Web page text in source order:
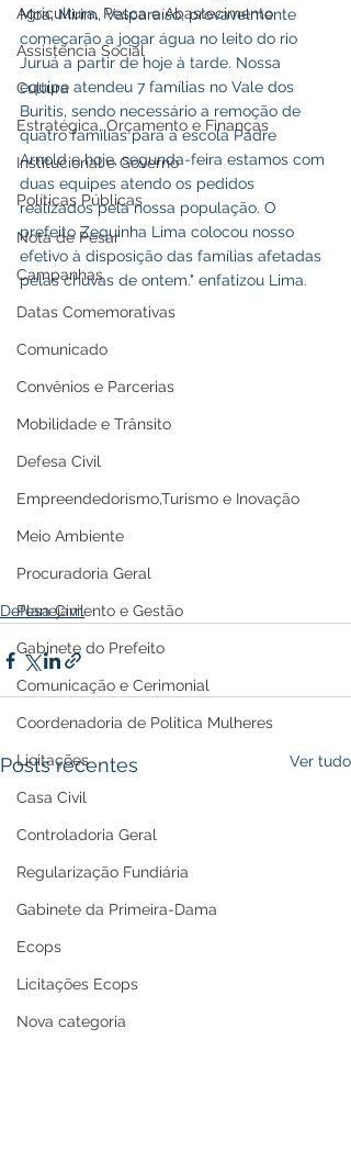
Agricultura, Pesca e Abastecimento
Assistência Social
Cultura
Estratégica, Orçamento e Finanças
Institucional e Governo
Políticas Públicas
Nota de Pesar
Campanhas
Datas Comemorativas
Comunicado
Convênios e Parcerias
Mobilidade e Trânsito
Defesa Civil
Empreendedorismo,Turismo e Inovação
Meio Ambiente
Procuradoria Geral
Planejamento e Gestão
Gabinete do Prefeito
Comunicação e Cerimonial
Coordenadoria de Politica Mulheres
Licitações
Casa Civil
Controladoria Geral
Regularização Fundiária
Gabinete da Primeira-Dama
Ecops
Licitações Ecops
Nova categoria
Moa, Mirim, Valparaíso, provavelmente
começarão a jogar água no leito do rio
Juruá a partir de hoje à tarde. Nossa
equipe atendeu 7 famílias no Vale dos
Buritis, sendo necessário a remoção de
quatro famílias para a escola Padre
Arnold e hoje, segunda-feira estamos com
duas equipes atendo os pedidos
realizados pela nossa população. O
prefeito Zequinha Lima colocou nosso
efetivo à disposição das famílias afetadas
pelas chuvas de ontem." enfatizou Lima.
Defesa Civil
Posts recentes Ver tudo